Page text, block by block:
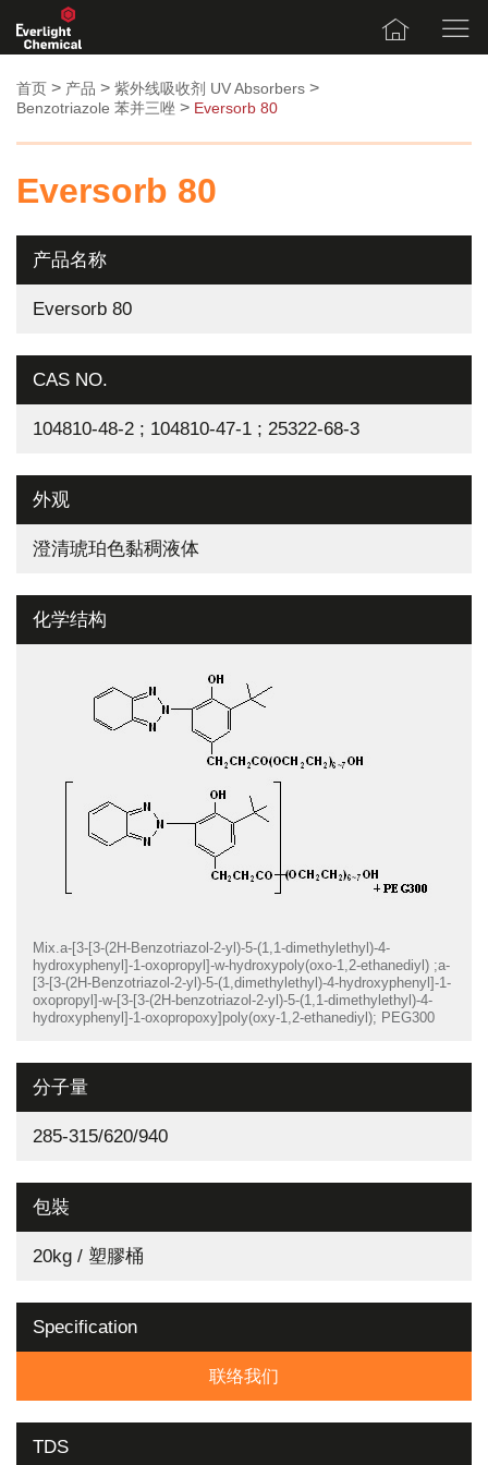
首页 > 产品 > 紫外线吸收剂 UV Absorbers >
Benzotriazole 苯并三唑 > Eversorb 80
Eversorb 80
产品名称
Eversorb 80
CAS NO.
104810-48-2 ; 104810-47-1 ; 25322-68-3
外观
澄清琥珀色黏稠液体
化学结构
Mix.a-[3-[3-(2H-Benzotriazol-2-yl)-5-(1,1-dimethylethyl)-4-
hydroxyphenyl]-1-oxopropyl]-w-hydroxypoly(oxo-1,2-ethanediyl) ;a-
[3-[3-(2H-Benzotriazol-2-yl)-5-(1,dimethylethyl)-4-hydroxyphenyl]-1-
oxopropyl]-w-[3-[3-(2H-benzotriazol-2-yl)-5-(1,1-dimethylethyl)-4-
hydroxyphenyl]-1-oxopropoxy]poly(oxy-1,2-ethanediyl); PEG300
分子量
285-315/620/940
包裝
20kg / 塑膠桶
Specification
联络我们
TDS